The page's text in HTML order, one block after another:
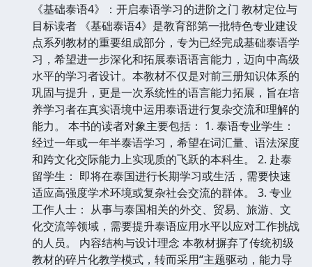
《基础泰语4》：开启泰语学习的进阶之门 教材定位与
目标读者 《基础泰语4》是教育部第一批特色专业建设
点系列教材的重要组成部分，专为已经完成基础泰语学
习，希望进一步深化和拓展泰语语言能力，迈向中高级
水平的学习者设计。本教材不仅是对前三册知识体系的
巩固与提升，更是一次系统性的语言能力拓展，旨在培
养学习者在真实语境中运用泰语进行复杂交流和理解的
能力。 本书的读者对象主要包括： 1. 泰语专业学生：
经过一年或一年半泰语学习，希望在词汇量、语法深度
和跨文化交际能力上实现质的飞跃的本科生。 2. 赴泰
留学生： 即将在泰国进行长期学习或生活，需要快速
适应高强度学术环境或复杂社会交流的群体。 3. 专业
工作人士： 从事与泰国相关的外交、贸易、旅游、文
化交流等领域，需要提升泰语应用水平以应对工作挑战
的人员。 内容结构与设计理念 本教材摒弃了传统初级
教材的碎片化教学模式，转而采用“主题驱动，能力导